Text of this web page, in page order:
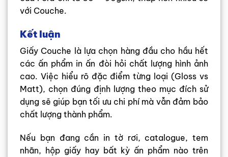
với Couche.
Kết luận
Giấy Couche là lựa chọn hàng đầu cho hầu hết
các ấn phẩm in ấn đòi hỏi chất lượng hình ảnh
cao. Việc hiểu rõ đặc điểm từng loại (Gloss vs
Matt), chọn đúng định lượng theo mục đích sử
dụng sẽ giúp bạn tối ưu chi phí mà vẫn đảm bảo
chất lượng thành phẩm.
Nếu bạn đang cần in tờ rơi, catalogue, tem
nhãn, hộp giấy hay bất kỳ ấn phẩm nào trên